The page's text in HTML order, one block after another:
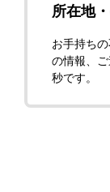
所在地
お手持ち
の情報、
秒です。